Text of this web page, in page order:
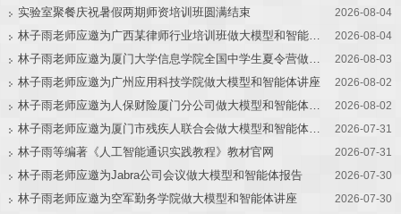
实验室聚餐庆祝暑假两期师资培训班圆满结束 2026-08-04
林子雨老师应邀为广西某律师行业培训班做大模型和智能体讲座 2026-08-04
林子雨老师应邀为厦门大学信息学院全国中学生夏令营做大模型讲座 2026-08-03
林子雨老师应邀为广州应用科技学院做大模型和智能体讲座 2026-08-02
林子雨老师应邀为人保财险厦门分公司做大模型和智能体讲座 2026-08-02
林子雨老师应邀为厦门市残疾人联合会做大模型和智能体讲座 2026-07-31
林子雨等编著《人工智能通识实践教程》教材官网 2026-07-31
林子雨老师应邀为Jabra公司会议做大模型和智能体报告 2026-07-30
林子雨老师应邀为空军勤务学院做大模型和智能体讲座 2026-07-30